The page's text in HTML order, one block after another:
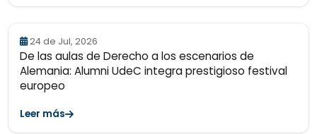
24 de Jul, 2026
De las aulas de Derecho a los escenarios de
Alemania: Alumni UdeC integra prestigioso festival
europeo
Leer más